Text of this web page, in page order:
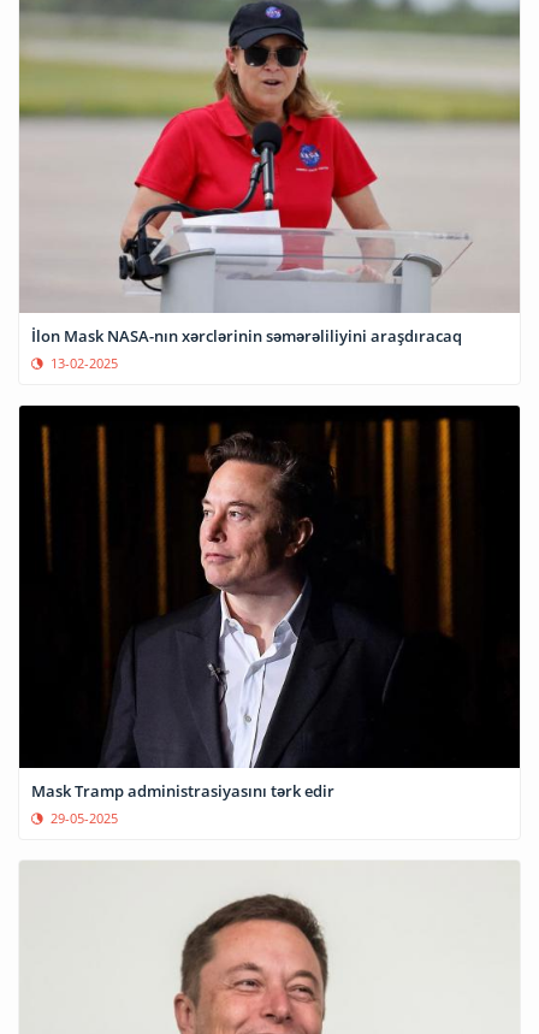
İlon Mask NASA-nın xərclərinin səmərəliliyini araşdıracaq
13-02-2025
Mask Tramp administrasiyasını tərk edir
29-05-2025